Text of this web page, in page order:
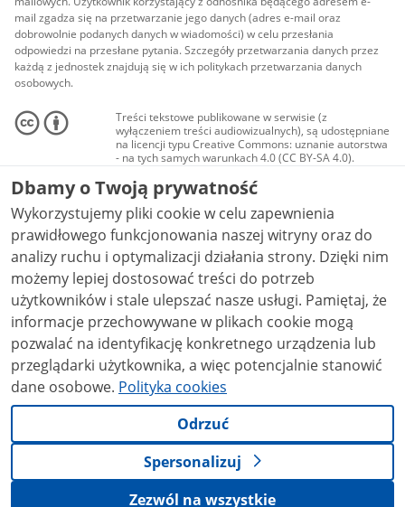
mail zgadza się na przetwarzanie jego danych (adres e-mail oraz
dobrowolnie podanych danych w wiadomości) w celu przesłania
odpowiedzi na przesłane pytania. Szczegóły przetwarzania danych przez
każdą z jednostek znajdują się w ich politykach przetwarzania danych
osobowych.
Treści tekstowe publikowane w serwisie (z
wyłączeniem treści audiowizualnych), są udostępniane
na licencji typu Creative Commons: uznanie autorstwa
- na tych samych warunkach 4.0 (CC BY-SA 4.0).
Materiały audiowizualne, w tym zdjęcia, materiały
audio i wideo, są udostępniane na licencji typu
Creative Commons: uznanie autorstwa użycie
niekomercyjne - bez utworów zależnych 4.0 (CC BY-
NC-ND 4.0), o ile nie jest to stwierdzone inaczej.
Dbamy o Twoją prywatność
Wykorzystujemy pliki cookie w celu zapewnienia
prawidłowego funkcjonowania naszej witryny oraz do
analizy ruchu i optymalizacji działania strony. Dzięki nim
możemy lepiej dostosować treści do potrzeb
użytkowników i stale ulepszać nasze usługi. Pamiętaj, że
informacje przechowywane w plikach cookie mogą
pozwalać na identyfikację konkretnego urządzenia lub
przeglądarki użytkownika, a więc potencjalnie stanowić
dane osobowe. Polityka cookies
Odrzuć
Spersonalizuj
Zezwól na wszystkie